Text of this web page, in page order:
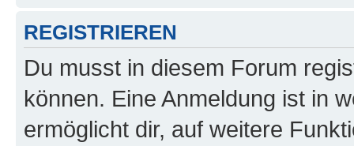
REGISTRIEREN
Du musst in diesem Forum
können. Eine Anmeldung ist in
ermöglicht dir, auf weitere